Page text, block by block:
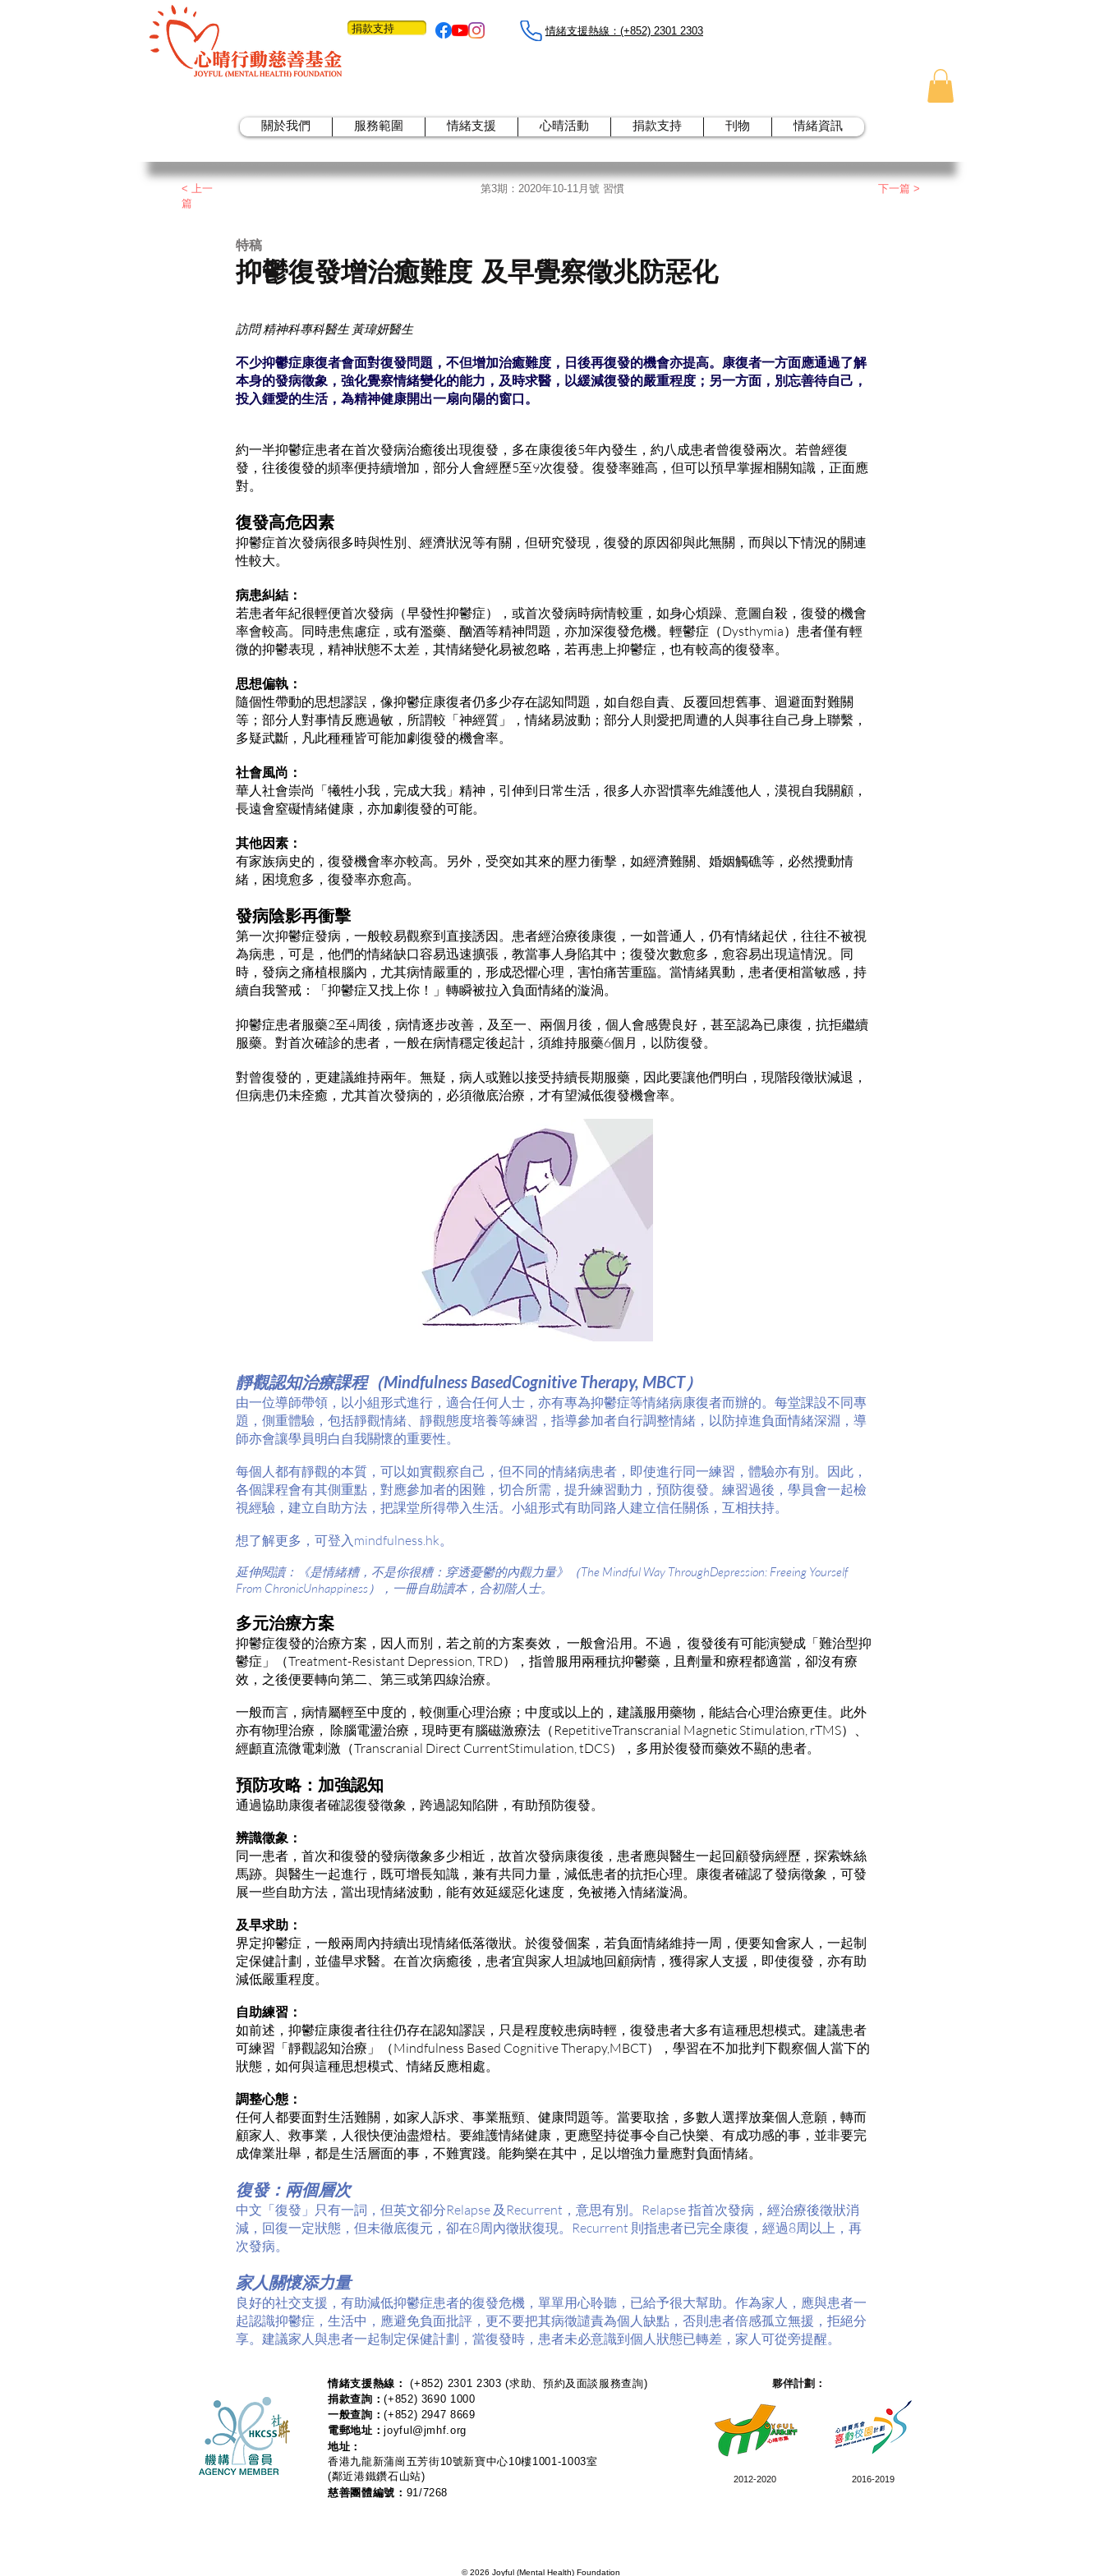
捐款支持 情緒支援熱線：​​(+852) 2301 2303
關於我們 服務範圍 情緒支援 心晴活動 捐款支持 刊物 情緒資訊
< 上一
篇
第3期：2020年10-11月號 習慣 下一篇 >
​特稿
抑鬱復發增治癒難度 及早覺察徵兆防惡化
訪問 精神科專科醫生 黃瑋妍醫生
不少抑鬱症康復者會面對復發問題，不但增加治癒難度，日後再復發的機會亦提高。康復者一方面應通過了解
本身的發病徵象，強化覺察情緒變化的能力，及時求醫，以緩減復發的嚴重程度；另一方面，別忘善待自己，
投入鍾愛的生活，為精神健康開出一扇向陽的窗口。
約一半抑鬱症患者在首次發病治癒後出現復發，多在康復後5年內發生，約八成患者曾復發兩次。若曾經復
發，往後復發的頻率便持續增加，部分人會經歷5至9次復發。復發率雖高，但可以預早掌握相關知識，正面應
對。
復發高危因素
抑鬱症首次發病很多時與性別、經濟狀況等有關，但研究發現，復發的原因卻與此無關，而與以下情況的關連
性較大。
病患糾結：
若患者年紀很輕便首次發病（早發性抑鬱症），或首次發病時病情較重，如身心煩躁、意圖自殺，復發的機會
率會較高。同時患焦慮症，或有濫藥、酗酒等精神問題，亦加深復發危機。輕鬱症（Dysthymia）患者僅有輕
微的抑鬱表現，精神狀態不太差，其情緒變化易被忽略，若再患上抑鬱症，也有較高的復發率。
思想偏執：
隨個性帶動的思想謬誤，像抑鬱症康復者仍多少存在認知問題，如自怨自責、反覆回想舊事、迴避面對難關
等；部分人對事情反應過敏，所謂較「神經質」，情緒易波動；部分人則愛把周遭的人與事往自己身上聯繫，
多疑武斷，凡此種種皆可能加劇復發的機會率。
社會風尚：
華人社會崇尚「犧牲小我，完成大我」精神，引伸到日常生活，很多人亦習慣率先維護他人，漠視自我關顧，
長遠會窒礙情緒健康，亦加劇復發的可能。
其他因素：
有家族病史的，復發機會率亦較高。另外，受突如其來的壓力衝擊，如經濟難關、婚姻觸礁等，必然攪動情
緒，困境愈多，復發率亦愈高。
發病陰影再衝擊
第一次抑鬱症發病，一般較易觀察到直接誘因。患者經治療後康復，一如普通人，仍有情緒起伏，往往不被視
為病患，可是，他們的情緒缺口容易迅速擴張，教當事人身陷其中；復發次數愈多，愈容易出現這情況。同
時，發病之痛植根腦內，尤其病情嚴重的，形成恐懼心理，害怕痛苦重臨。當情緒異動，患者便相當敏感，持
續自我警戒：「抑鬱症又找上你！」轉瞬被拉入負面情緒的漩渦。
抑鬱症患者服藥2至4周後，病情逐步改善，及至一、兩個月後，個人會感覺良好，甚至認為已康復，抗拒繼續
服藥。對首次確診的患者，一般在病情穩定後起計，須維持服藥6個月，以防復發。
對曾復發的，更建議維持兩年。無疑，病人或難以接受持續長期服藥，因此要讓他們明白，現階段徵狀減退，
但病患仍未痊癒，尤其首次發病的，必須徹底治療，才有望減低復發機會率。
靜觀認知治療課程（Mindfulness BasedCognitive Therapy, MBCT）
由一位導師帶領，以小組形式進行，適合任何人士，亦有專為抑鬱症等情緒病康復者而辦的。每堂課設不同專
題，側重體驗，包括靜觀情緒、靜觀態度培養等練習，指導參加者自行調整情緒，以防掉進負面情緒深淵，導
師亦會讓學員明白自我關懷的重要性。
每個人都有靜觀的本質，可以如實觀察自己，但不同的情緒病患者，即使進行同一練習，體驗亦有別。因此，
各個課程會有其側重點，對應參加者的困難，切合所需，提升練習動力，預防復發。練習過後，學員會一起檢
視經驗，建立自助方法，把課堂所得帶入生活。小組形式有助同路人建立信任關係，互相扶持。
想了解更多，可登入mindfulness.hk。
延伸閱讀：《是情緒糟，不是你很糟：穿透憂鬱的內觀力量》（The Mindful Way ThroughDepression: Freeing Yourself
From ChronicUnhappiness），一冊自助讀本，合初階人士。
多元治療方案
抑鬱症復發的治療方案，因人而別，若之前的方案奏效， 一般會沿用。不過， 復發後有可能演變成「難治型抑
鬱症」（Treatment-Resistant Depression, TRD），指曾服用兩種抗抑鬱藥，且劑量和療程都適當，卻沒有療
效，之後便要轉向第二、第三或第四線治療。
一般而言，病情屬輕至中度的，較側重心理治療；中度或以上的，建議服用藥物，能結合心理治療更佳。此外
亦有物理治療， 除腦電盪治療，現時更有腦磁激療法（RepetitiveTranscranial Magnetic Stimulation, rTMS）、
經顱直流微電刺激（Transcranial Direct CurrentStimulation, tDCS），多用於復發而藥效不顯的患者。
預防攻略：加強認知
通過協助康復者確認復發徵象，跨過認知陷阱，有助預防復發。
辨識徵象：
同一患者，首次和復發的發病徵象多少相近，故首次發病康復後，患者應與醫生一起回顧發病經歷，探索蛛絲
馬跡。與醫生一起進行，既可增長知識，兼有共同力量，減低患者的抗拒心理。康復者確認了發病徵象，可發
展一些自助方法，當出現情緒波動，能有效延緩惡化速度，免被捲入情緒漩渦。
及早求助：
界定抑鬱症，一般兩周內持續出現情緒低落徵狀。於復發個案，若負面情緒維持一周，便要知會家人，一起制
定保健計劃，並儘早求醫。在首次病癒後，患者宜與家人坦誠地回顧病情，獲得家人支援，即使復發，亦有助
減低嚴重程度。
自助練習：
如前述，抑鬱症康復者往往仍存在認知謬誤，只是程度較患病時輕，復發患者大多有這種思想模式。建議患者
可練習「靜觀認知治療」（Mindfulness Based Cognitive Therapy,MBCT），學習在不加批判下觀察個人當下的
狀態，如何與這種思想模式、情緒反應相處。
調整心態：
任何人都要面對生活難關，如家人訴求、事業瓶頸、健康問題等。當要取捨，多數人選擇放棄個人意願，轉而
顧家人、救事業，人很快便油盡燈枯。要維護情緒健康，更應堅持從事令自己快樂、有成功感的事，並非要完
成偉業壯舉，都是生活層面的事，不難實踐。能夠樂在其中，足以增強力量應對負面情緒。
復發：兩個層次
中文「復發」只有一詞，但英文卻分Relapse 及Recurrent，意思有別。Relapse 指首次發病，經治療後徵狀消
減，回復一定狀態，但未徹底復元，卻在8周內徵狀復現。Recurrent 則指患者已完全康復，經過8周以上，再
次發病。
家人關懷添力量
良好的社交支援，有助減低抑鬱症患者的復發危機，單單用心聆聽，已給予很大幫助。作為家人，應與患者一
起認識抑鬱症，生活中，應避免負面批評，更不要把其病徵譴責為個人缺點，否則患者倍感孤立無援，拒絕分
享。建議家人與患者一起制定保健計劃，當復發時，患者未必意識到個人狀態已轉差，家人可從旁提醒。
情緒支援熱線：​​(+852) 2301 2303(求助、預約及面談服務查詢)
捐款查詢：(+852) 3690 1000
一般查詢：(+852) 2947 8669
電郵地址：joyful@jmhf.org
地址：
香港九龍新蒲崗五芳街10號新寶中心10樓1001-1003室
(鄰近港鐵鑽石山站)
慈善團體編號： 91/7268
夥伴計劃：
2012-2020 2016-2019
© 2026 Joyful (Mental Health) Foundation